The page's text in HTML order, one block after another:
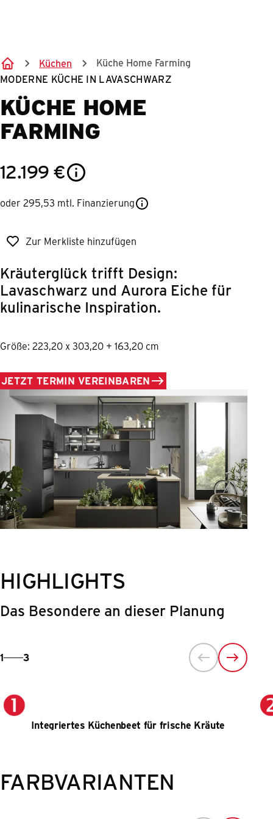
Küchen
Küche Home Farming
MODERNE KÜCHE IN LAVASCHWARZ
KÜCHE HOME
FARMING​
12.199 €
oder 295,53 mtl. Finanzierung
Zur Merkliste hinzufügen
Kräuterglück trifft Design:
Lavaschwarz und Aurora Eiche für
kulinarische Inspiration.
Größe: 223,20 x 303,20 + 163,20 cm
JETZT TERMIN VEREINBAREN
HIGHLIGHTS
Das Besondere an dieser Planung
1 3
Integriertes Küchenbeet für frische Kräute
FARBVARIANTEN